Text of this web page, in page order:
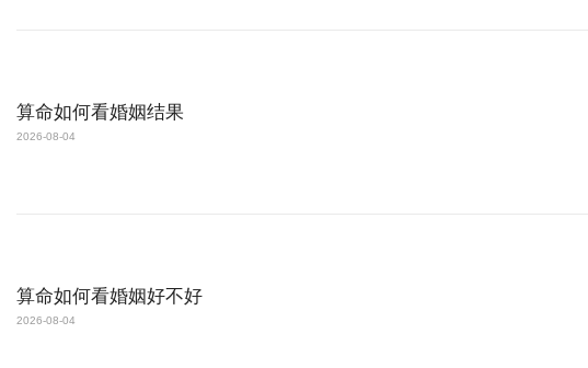
算命如何看婚姻结果
2026-08-04
算命如何看婚姻好不好
2026-08-04